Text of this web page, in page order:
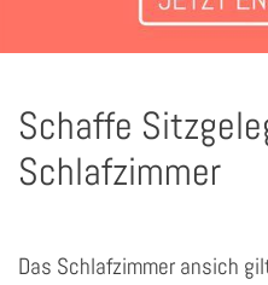
Schaffe
Schlafzimmer
Das Schlafzimmer ansich